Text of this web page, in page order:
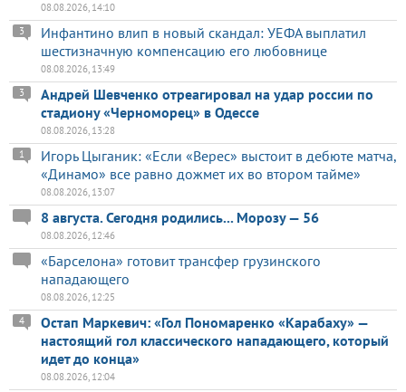
08.08.2026, 14:10
Инфантино влип в новый скандал: УЕФА выплатил
шестизначную компенсацию его любовнице
3
08.08.2026, 13:49
Андрей Шевченко отреагировал на удар россии по
стадиону «Черноморец» в Одессе
3
08.08.2026, 13:28
Игорь Цыганик: «Если «Верес» выстоит в дебюте матча,
«Динамо» все равно дожмет их во втором тайме»
1
08.08.2026, 13:07
8 августа. Сегодня родились... Морозу — 56
08.08.2026, 12:46
«Барселона» готовит трансфер грузинского
нападающего
08.08.2026, 12:25
Остап Маркевич: «Гол Пономаренко «Карабаху» —
настоящий гол классического нападающего, который
идет до конца»
4
08.08.2026, 12:04